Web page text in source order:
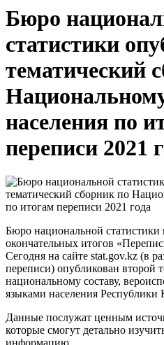
Бюро
статистики
тематический
населения по
переписи 2021
Бюро национальной
окончательных итогов
Сегодня на сайте stat.gov.kz (в
переписи) опубликован второй
национальному составу,
языками населения Республики
Данные послужат ценным
которые смогут детально